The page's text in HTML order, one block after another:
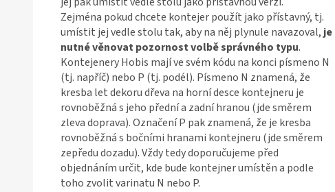
Zejména pokud chcete kontejer použít jako přístavný, tj.
umístit jej vedle stolu tak, aby na něj plynule navazoval,je
nutné věnovat pozornost volbě správného typu.
Kontejenery Hobis mají ve svém kódu na konci písmeno N
(tj. napříč) nebo P (tj. podél). Písmeno N znamená, že
kresba let dekoru dřeva na horní desce kontejneru je
rovnoběžná s jeho přední a zadní hranou (jde směrem
zleva doprava). Označení P pak znamená, že je kresba
rovnoběžná s bočními hranami kontejneru (jde směrem
zepředu dozadu). Vždy tedy doporučujeme před
objednáním určit, kde bude kontejner umístěn a podle
toho zvolit varinatu N nebo P.